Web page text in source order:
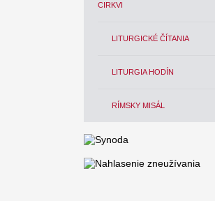
CIRKVI
LITURGICKÉ ČÍTANIA
LITURGIA HODÍN
RÍMSKY MISÁL